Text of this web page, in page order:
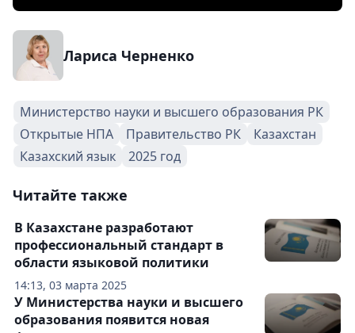
Лариса Черненко
Министерство науки и высшего образования РК
Открытые НПА
Правительство РК
Казахстан
Казахский язык
2025 год
Читайте также
14:13, 03 марта 2025
В Казахстане разработают
профессиональный стандарт в
области языковой политики
У Министерства науки и высшего
образования появится новая